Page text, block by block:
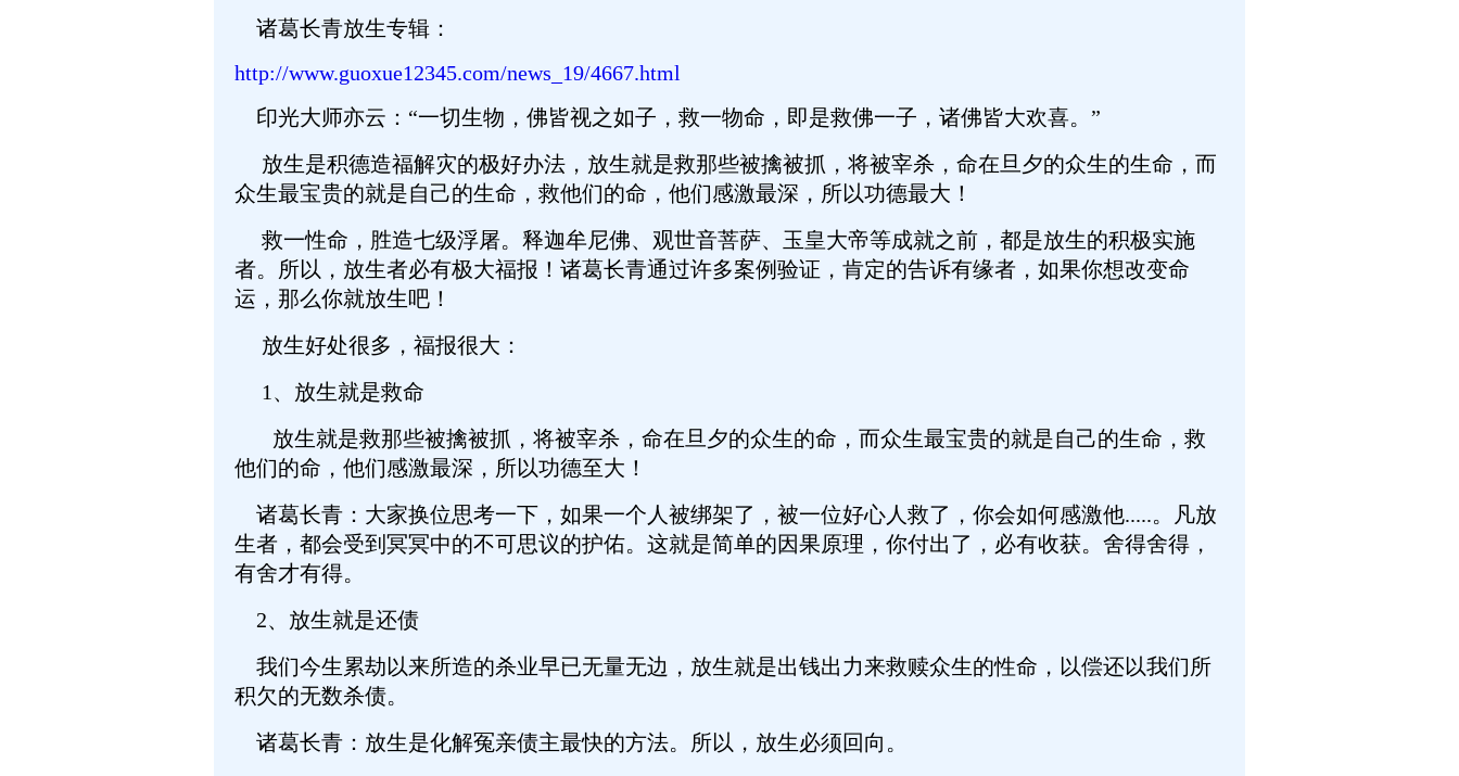
诸葛长青放生专辑：
http://www.guoxue12345.com/news_19/4667.html
印光大师亦云：“一切生物，佛皆视之如子，救一物命，即是救佛一子，诸佛皆大欢喜。”
放生是积德造福解灾的极好办法，放生就是救那些被擒被抓，将被宰杀，命在旦夕的众生的生命，而
众生最宝贵的就是自己的生命，救他们的命，他们感激最深，所以功德最大！
救一性命，胜造七级浮屠。释迦牟尼佛、观世音菩萨、玉皇大帝等成就之前，都是放生的积极实施
者。所以，放生者必有极大福报！诸葛长青通过许多案例验证，肯定的告诉有缘者，如果你想改变命
运，那么你就放生吧！
放生好处很多，福报很大：
1、放生就是救命
放生就是救那些被擒被抓，将被宰杀，命在旦夕的众生的命，而众生最宝贵的就是自己的生命，救
他们的命，他们感激最深，所以功德至大！
诸葛长青：大家换位思考一下，如果一个人被绑架了，被一位好心人救了，你会如何感激他.....。凡放
生者，都会受到冥冥中的不可思议的护佑。这就是简单的因果原理，你付出了，必有收获。舍得舍得，
有舍才有得。
2、放生就是还债
我们今生累劫以来所造的杀业早已无量无边，放生就是出钱出力来救赎众生的性命，以偿还以我们所
积欠的无数杀债。
诸葛长青：放生是化解冤亲债主最快的方法。所以，放生必须回向。